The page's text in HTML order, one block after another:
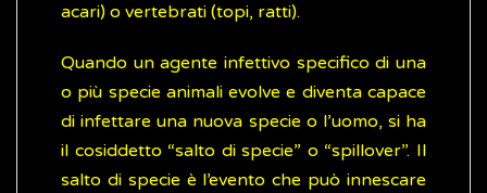
acari) o vertebrati (topi, ratti).
Quando un agente infettivo specifico di una
o più specie animali evolve e diventa capace
di infettare una nuova specie o l’uomo, si ha
il cosiddetto “salto di specie” o “spillover”. Il
salto di specie è l’evento che può innescare